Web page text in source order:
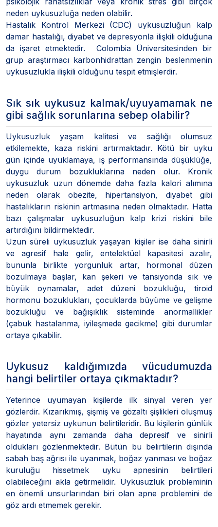
neden uykusuzluğa neden olabilir.
Hastalık Kontrol Merkezi (CDC) uykusuzluğun kalp
damar hastalığı, diyabet ve depresyonla ilişkili olduğuna
da işaret etmektedir. Colombia Üniversitesinden bir
grup araştırmacı karbonhidrattan zengin beslenmenin
uykusuzlukla ilişkili olduğunu tespit etmişlerdir.
Sık sık uykusuz kalmak/uyuyamamak ne
gibi sağlık sorunlarına sebep olabilir?
Uykusuzluk yaşam kalitesi ve sağlığı olumsuz
etkilemekte, kaza riskini artırmaktadır. Kötü bir uyku
gün içinde uyuklamaya, iş performansında düşüklüğe,
duygu durum bozukluklarına neden olur. Kronik
uykusuzluk uzun dönemde daha fazla kalori alımına
neden olarak obezite, hipertansiyon, diyabet gibi
hastalıkların riskinin artmasına neden olmaktadır. Hatta
bazı çalışmalar uykusuzluğun kalp krizi riskini bile
artırdığını bildirmektedir.
Uzun süreli uykusuzluk yaşayan kişiler ise daha sinirli
ve agresif hale gelir, entelektüel kapasitesi azalır,
bununla birlikte yorgunluk artar, hormonal düzen
bozulmaya başlar, kan şekeri ve tansiyonda sık ve
büyük oynamalar, adet düzeni bozukluğu, tiroid
hormonu bozuklukları, çocuklarda büyüme ve gelişme
bozukluğu ve bağışıklık sisteminde anormallikler
(çabuk hastalanma, iyileşmede gecikme) gibi durumlar
ortaya çıkabilir.
Uykusuz kaldığımızda vücudumuzda
hangi belirtiler ortaya çıkmaktadır?
Yeterince uyumayan kişilerde ilk sinyal veren yer
gözlerdir. Kızarıkmış, şişmiş ve gözaltı şişlikleri oluşmuş
gözler yetersiz uykunun belirtileridir. Bu kişilerin günlük
hayatında aynı zamanda daha depresif ve sinirli
oldukları gözlenmektedir. Bütün bu belirtilerin dışında
sabah baş ağrısı ile uyanmak, boğaz yanması ve boğaz
kuruluğu hissetmek uyku apnesinin belirtileri
olabileceğini akla getirmelidir. Uykusuzluk probleminin
en önemli unsurlarından biri olan apne problemini de
göz ardı etmemek gerekir.